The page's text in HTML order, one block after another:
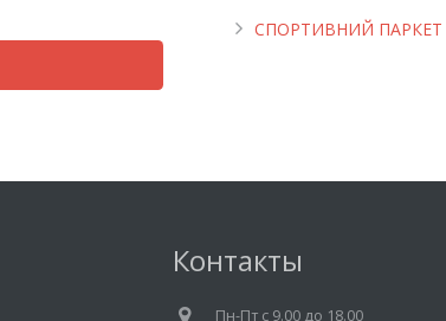
СПОРТИВНИЙ ПАРКЕТ
Контакты
Пн-Пт c 9.00 до 18.00